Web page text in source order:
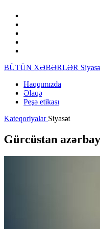
BÜTÜN XƏBƏRLƏR
Haqqımızda
Əlaqə
Peşə etikası
Kateqoriyalar Siyasət
Gürcüstan